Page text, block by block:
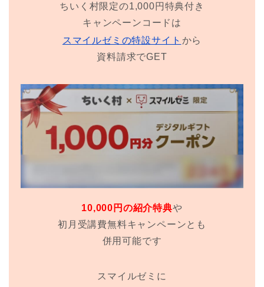
ちいく村限定の1,000円特典付き
キャンペーンコードは
スマイルゼミの特設サイト から
資料請求でGET
10,000円の紹介特典や
初月受講費無料キャンペーンとも
併用可能です
スマイルゼミに